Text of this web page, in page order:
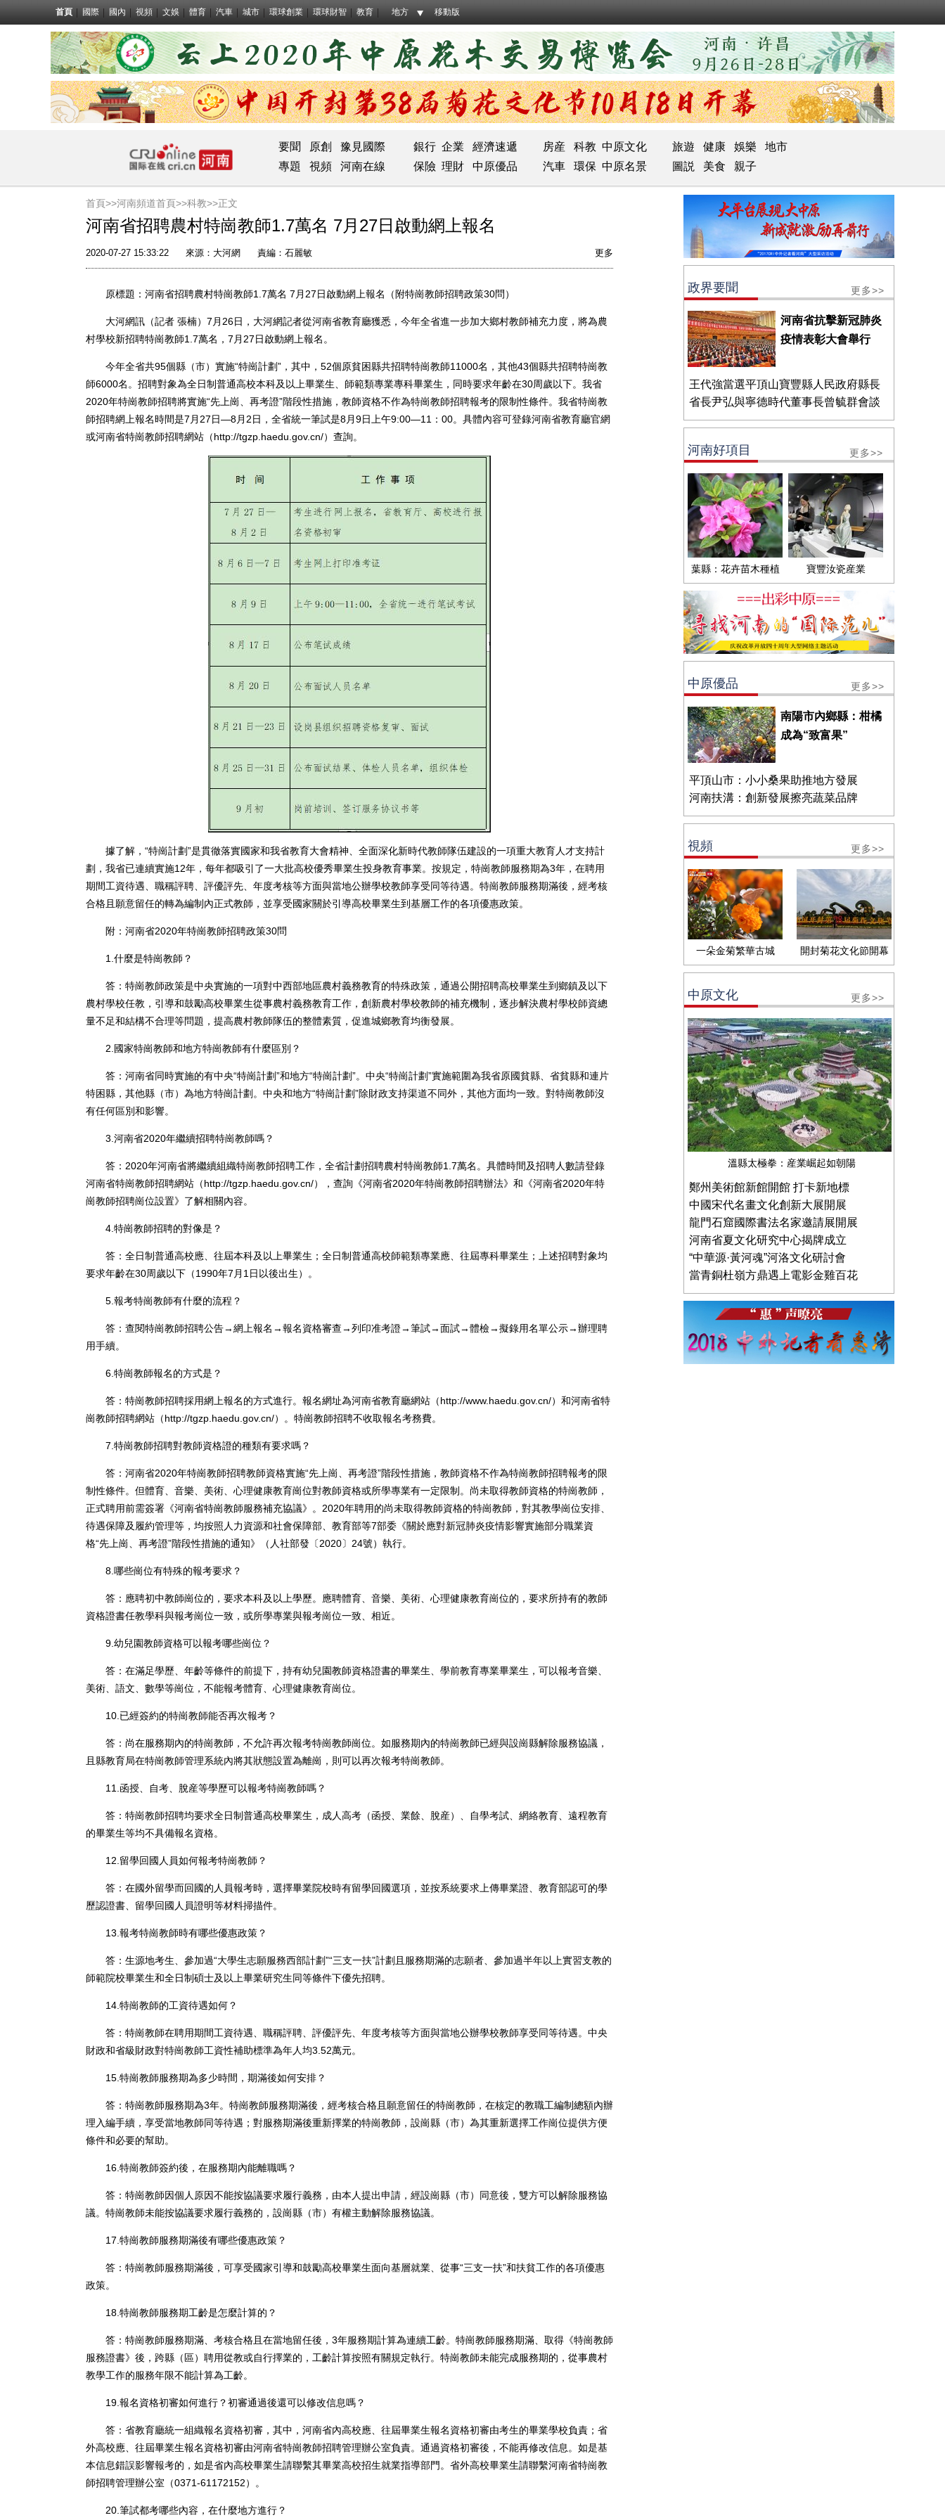
首頁 國際 國內 視頻 文娛 體育 汽車 城市 環球創業 環球財智 教育 地方 移動版
要聞 原創 豫見國際 銀行 企業 經濟速遞 房産 科教 中原文化 旅遊 健康 娛樂
地市
專題
視頻 河南在線 保險 理財 中原優品 汽車 環保 中原名景 圖説 美食 親子
首頁>>河南頻道首頁>>科教>>正文
河南省招聘農村特崗教師1.7萬名 7月27日啟動網上報名
2020-07-27 15:33:22 來源： 大河網 責編：石麗敏 更多
原標題：河南省招聘農村特崗教師1.7萬名 7月27日啟動網上報名（附特崗教師招聘政策30問）
大河網訊（記者 張楠）7月26日，大河網記者從河南省教育廳獲悉，今年全省進一步加大鄉村教師補充力度，將為農
村學校新招聘特崗教師1.7萬名，7月27日啟動網上報名。
今年全省共95個縣（市）實施“特崗計劃”，其中，52個原貧困縣共招聘特崗教師11000名，其他43個縣共招聘特崗教
師6000名。招聘對象為全日制普通高校本科及以上畢業生、師範類專業專科畢業生，同時要求年齡在30周歲以下。我省
2020年特崗教師招聘將實施“先上崗、再考證”階段性措施，教師資格不作為特崗教師招聘報考的限制性條件。我省特崗教
師招聘網上報名時間是7月27日—8月2日，全省統一筆試是8月9日上午9:00—11：00。具體內容可登錄河南省教育廳官網
或河南省特崗教師招聘網站（http://tgzp.haedu.gov.cn/）查詢。
據了解，“特崗計劃”是貫徹落實國家和我省教育大會精神、全面深化新時代教師隊伍建設的一項重大教育人才支持計
劃，我省已連續實施12年，每年都吸引了一大批高校優秀畢業生投身教育事業。按規定，特崗教師服務期為3年，在聘用
期間工資待遇、職稱評聘、評優評先、年度考核等方面與當地公辦學校教師享受同等待遇。特崗教師服務期滿後，經考核
合格且願意留任的轉為編制內正式教師，並享受國家關於引導高校畢業生到基層工作的各項優惠政策。
附：河南省2020年特崗教師招聘政策30問
1.什麼是特崗教師？
答：特崗教師政策是中央實施的一項對中西部地區農村義務教育的特殊政策，通過公開招聘高校畢業生到鄉鎮及以下
農村學校任教，引導和鼓勵高校畢業生從事農村義務教育工作，創新農村學校教師的補充機制，逐步解決農村學校師資總
量不足和結構不合理等問題，提高農村教師隊伍的整體素質，促進城鄉教育均衡發展。
2.國家特崗教師和地方特崗教師有什麼區別？
答：河南省同時實施的有中央“特崗計劃”和地方“特崗計劃”。中央“特崗計劃”實施範圍為我省原國貧縣、省貧縣和連片
特困縣，其他縣（市）為地方特崗計劃。中央和地方“特崗計劃”除財政支持渠道不同外，其他方面均一致。對特崗教師沒
有任何區別和影響。
3.河南省2020年繼續招聘特崗教師嗎？
答：2020年河南省將繼續組織特崗教師招聘工作，全省計劃招聘農村特崗教師1.7萬名。具體時間及招聘人數請登錄
河南省特崗教師招聘網站（http://tgzp.haedu.gov.cn/），查詢《河南省2020年特崗教師招聘辦法》和《河南省2020年特
崗教師招聘崗位設置》了解相關內容。
4.特崗教師招聘的對像是？
答：全日制普通高校應、往屆本科及以上畢業生；全日制普通高校師範類專業應、往屆專科畢業生；上述招聘對象均
要求年齡在30周歲以下（1990年7月1日以後出生）。
5.報考特崗教師有什麼的流程？
答：查閱特崗教師招聘公告→網上報名→報名資格審查→列印准考證→筆試→面試→體檢→擬錄用名單公示→辦理聘
用手續。
6.特崗教師報名的方式是？
答：特崗教師招聘採用網上報名的方式進行。報名網址為河南省教育廳網站（http://www.haedu.gov.cn/）和河南省特
崗教師招聘網站（http://tgzp.haedu.gov.cn/）。特崗教師招聘不收取報名考務費。
7.特崗教師招聘對教師資格證的種類有要求嗎？
答：河南省2020年特崗教師招聘教師資格實施“先上崗、再考證”階段性措施，教師資格不作為特崗教師招聘報考的限
制性條件。但體育、音樂、美術、心理健康教育崗位對教師資格或所學專業有一定限制。尚未取得教師資格的特崗教師，
正式聘用前需簽署《河南省特崗教師服務補充協議》。2020年聘用的尚未取得教師資格的特崗教師，對其教學崗位安排、
待遇保障及履約管理等，均按照人力資源和社會保障部、教育部等7部委《關於應對新冠肺炎疫情影響實施部分職業資
格“先上崗、再考證”階段性措施的通知》（人社部發〔2020〕24號）執行。
8.哪些崗位有特殊的報考要求？
答：應聘初中教師崗位的，要求本科及以上學歷。應聘體育、音樂、美術、心理健康教育崗位的，要求所持有的教師
資格證書任教學科與報考崗位一致，或所學專業與報考崗位一致、相近。
9.幼兒園教師資格可以報考哪些崗位？
答：在滿足學歷、年齡等條件的前提下，持有幼兒園教師資格證書的畢業生、學前教育專業畢業生，可以報考音樂、
美術、語文、數學等崗位，不能報考體育、心理健康教育崗位。
10.已經簽約的特崗教師能否再次報考？
答：尚在服務期內的特崗教師，不允許再次報考特崗教師崗位。如服務期內的特崗教師已經與設崗縣解除服務協議，
且縣教育局在特崗教師管理系統內將其狀態設置為離崗，則可以再次報考特崗教師。
11.函授、自考、脫産等學歷可以報考特崗教師嗎？
答：特崗教師招聘均要求全日制普通高校畢業生，成人高考（函授、業餘、脫産）、自學考試、網絡教育、遠程教育
的畢業生等均不具備報名資格。
12.留學回國人員如何報考特崗教師？
答：在國外留學而回國的人員報考時，選擇畢業院校時有留學回國選項，並按系統要求上傳畢業證、教育部認可的學
歷認證書、留學回國人員證明等材料掃描件。
13.報考特崗教師時有哪些優惠政策？
答：生源地考生、參加過“大學生志願服務西部計劃”“三支一扶”計劃且服務期滿的志願者、參加過半年以上實習支教的
師範院校畢業生和全日制碩士及以上畢業研究生同等條件下優先招聘。
14.特崗教師的工資待遇如何？
答：特崗教師在聘用期間工資待遇、職稱評聘、評優評先、年度考核等方面與當地公辦學校教師享受同等待遇。中央
財政和省級財政對特崗教師工資性補助標準為年人均3.52萬元。
15.特崗教師服務期為多少時間，期滿後如何安排？
答：特崗教師服務期為3年。特崗教師服務期滿後，經考核合格且願意留任的特崗教師，在核定的教職工編制總額內辦
理入編手續，享受當地教師同等待遇；對服務期滿後重新擇業的特崗教師，設崗縣（市）為其重新選擇工作崗位提供方便
條件和必要的幫助。
16.特崗教師簽約後，在服務期內能離職嗎？
答：特崗教師因個人原因不能按協議要求履行義務，由本人提出申請，經設崗縣（市）同意後，雙方可以解除服務協
議。特崗教師未能按協議要求履行義務的，設崗縣（市）有權主動解除服務協議。
17.特崗教師服務期滿後有哪些優惠政策？
答：特崗教師服務期滿後，可享受國家引導和鼓勵高校畢業生面向基層就業、從事“三支一扶”和扶貧工作的各項優惠
政策。
18.特崗教師服務期工齡是怎麼計算的？
答：特崗教師服務期滿、考核合格且在當地留任後，3年服務期計算為連續工齡。特崗教師服務期滿、取得《特崗教師
服務證書》後，跨縣（區）聘用從教或自行擇業的，工齡計算按照有關規定執行。特崗教師未能完成服務期的，從事農村
教學工作的服務年限不能計算為工齡。
19.報名資格初審如何進行？初審通過後還可以修改信息嗎？
答：省教育廳統一組織報名資格初審，其中，河南省內高校應、往屆畢業生報名資格初審由考生的畢業學校負責；省
外高校應、往屆畢業生報名資格初審由河南省特崗教師招聘管理辦公室負責。通過資格初審後，不能再修改信息。如是基
本信息錯誤影響報考的，如是省內高校畢業生請聯繫其畢業高校招生就業指導部門。省外高校畢業生請聯繫河南省特崗教
師招聘管理辦公室（0371-61172152）。
20.筆試都考哪些內容，在什麼地方進行？
政界要聞 更多>>
河南省抗擊新冠肺炎
疫情表彰大會舉行
王代強當選平頂山寶豐縣人民政府縣長
省長尹弘與寧德時代董事長曾毓群會談
河南好項目 更多>>
葉縣：花卉苗木種植 寶豐汝瓷産業
中原優品 更多>>
南陽市內鄉縣：柑橘
成為“致富果”
平頂山市：小小桑果助推地方發展
河南扶溝：創新發展擦亮蔬菜品牌
視頻 更多>>
一朵金菊繁華古城 開封菊花文化節開幕
中原文化 更多>>
溫縣太極拳：産業崛起如朝陽
鄭州美術館新館開館 打卡新地標
中國宋代名畫文化創新大展開展
龍門石窟國際書法名家邀請展開展
河南省夏文化研究中心揭牌成立
“中華源·黃河魂”河洛文化研討會
當青銅杜嶺方鼎遇上電影金雞百花